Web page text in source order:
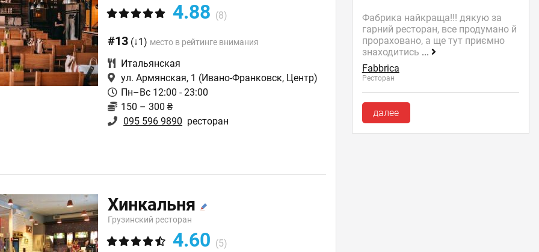
4.88 (8)
#13 (↓1) место в рейтинге внимания
Итальянская
ул. Армянская, 1 (Ивано-Франковск, Центр)
Пн–Вс 12:00 - 23:00
150 – 300 ₴
095 596 9890 ресторан
Хинкальня
Грузинский ресторан
4.60 (5)
Фабрика найкраща!!! дякую за
гарний ресторан, все продумано й
прораховано, а ще тут приємно
знаходитись ...
Fabbrica
Ресторан
далее